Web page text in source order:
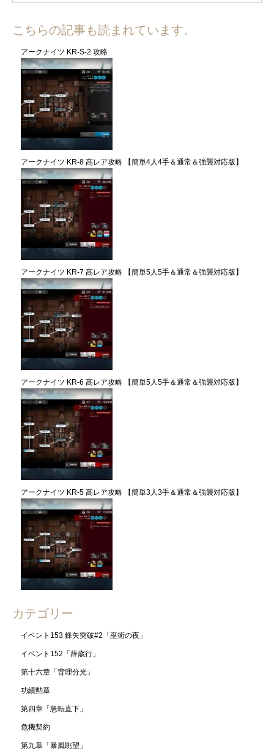
こちらの記事も読まれています。
アークナイツ KR-S-2 攻略
アークナイツ KR-8 高レア攻略 【簡単4人4手＆通常＆強襲対応版】
アークナイツ KR-7 高レア攻略 【簡単5人5手＆通常＆強襲対応版】
アークナイツ KR-6 高レア攻略 【簡単5人5手＆通常＆強襲対応版】
アークナイツ KR-5 高レア攻略 【簡単3人3手＆通常＆強襲対応版】
カテゴリー
イベント153 鋒矢突破#2「巫術の夜」
イベント152「辞歳行」
第十六章「背理分光」
功績勲章
第四章「急転直下」
危機契約
第九章「暴風眺望」